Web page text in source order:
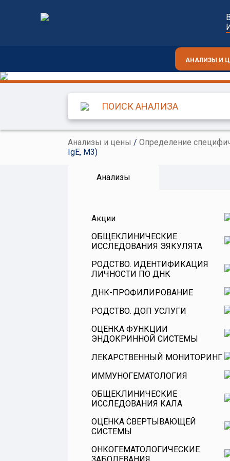
АНАЛИЗЫ И
Анализы и цены / Определение
IgE, M3)
Анализы
Акции
ОБЩЕКЛИНИЧЕСКИЕ
ИССЛЕДОВАНИЯ ЭЯКУЛЯТА
РОДСТВО. ИДЕНТИФИКАЦИЯ
ЛИЧНОСТИ ПО ДНК
ДНК-ПРОФИЛИРОВАНИЕ
РОДСТВО. ДОП УСЛУГИ
ОЦЕНКА ФУНКЦИИ
ЭНДОКРИННОЙ СИСТЕМЫ
Витамины
Оценка функции гипофиза
Оценка эндокринной функции
поджелудочной железы
Оценка функции коры
надпочечников
Оценка функции щитовидной
ЛЕКАРСТВЕННЫЙ МОНИТОРИНГ
ИММУНОГЕМАТОЛОГИЯ
ОБЩЕКЛИНИЧЕСКИЕ
ИССЛЕДОВАНИЯ КАЛА
ОЦЕНКА СВЕРТЫВАЮЩЕЙ
СИСТЕМЫ
ОНКОГЕМАТОЛОГИЧЕСКИЕ